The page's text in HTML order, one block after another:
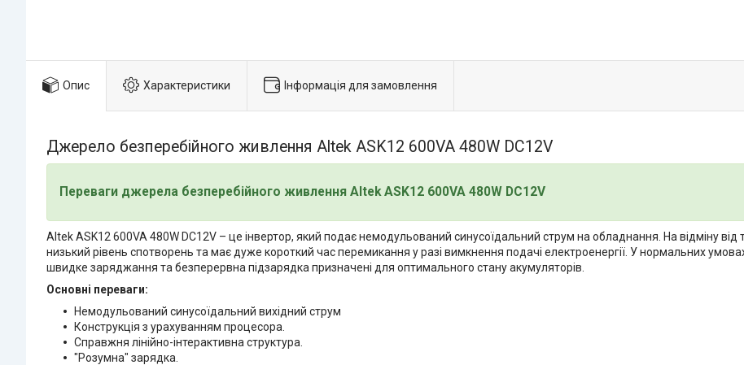
Опис Характеристики Інформація для замовлення
Джерело безперебійного живлення Altek ASK12 600VA 480W DC12V
Переваги джерела безперебійного живлення Altek ASK12 600VA 480W DC12V
Altek ASK12 600VA 480W DC12V – це інвертор, який подає немодульований синусоїдальний струм на обладнання. На відміну від
низький рівень спотворень та має дуже короткий час перемикання у разі вимкнення подачі електроенергії. У нормальних
швидке заряджання та безперервна підзарядка призначені для оптимального стану акумуляторів.
Основні переваги:
Немодульований синусоїдальний вихідний струм
Конструкція з урахуванням процесора.
Справжня лінійно-інтерактивна структура.
"Розумна" зарядка.